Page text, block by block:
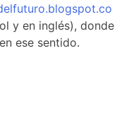
y en inglés), donde
ese sentido.